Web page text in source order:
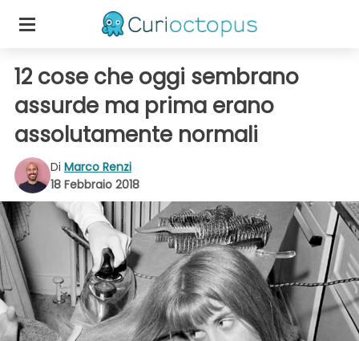
12 cose che oggi sembrano
assurde ma prima erano
assolutamente normali
Di Marco Renzi
18 Febbraio 2018